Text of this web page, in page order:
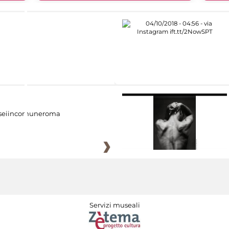
Servizi museali